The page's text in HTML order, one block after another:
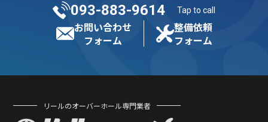
093-883-9614 Tap to call
お問い合わせ
フォーム
整備依頼
フォーム
リールのオーバーホール専門業者